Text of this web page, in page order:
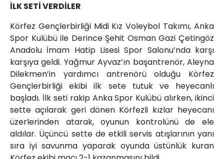
İLK SETİ VERDİLER
Körfez Gençlerbirliği Midi Kız Voleybol Takımı, Anka
Spor Kulübü ile Derince Şehit Osman Gazi Çetingöz
Anadolu İmam Hatip Lisesi Spor Salonu’nda karşı
karşıya geldi. Yağmur Ayvaz’ın başantrenör, Aleyna
Dilekmen’in yardımcı antrenörü olduğu Körfez
Gençlerbirliği ekibi ilk sete tutuk ve heyecanlı
başladı. İlk seti rakip Anka Spor Kulübü alırken, ikinci
sette açılarak geri dönen Körfezli kızlar heyecanı
üzerlerinden atarak, oyunun kontrolünü de ele
aldılar. Üçüncü sette de etkili servis atışlarının yanı
sıra iyi savunma yaparak oyunda üstünlük kuran